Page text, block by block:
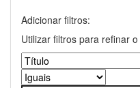
Adicionar filtros:
Utilizar filtros para refinar